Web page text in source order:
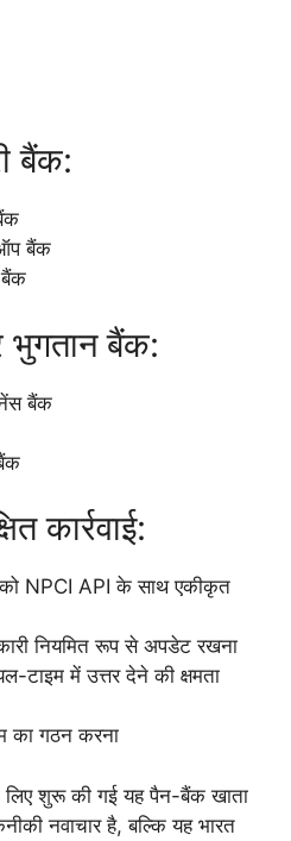
बैंक:
ऑप बैंक
बैंक
भुगतान बैंक:
बैंक
कार्रवाई:
NPCI API के साथ एकीकृत
नियमित रूप से अपडेट रखना
टाइम में उत्तर देने की क्षमता
का गठन करना
लिए शुरू की गई यह पैन-बैंक खाता
नवाचार है, बल्कि यह भारत